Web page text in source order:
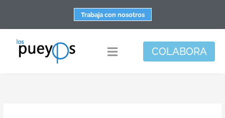
contenido
Trabaja con nosotros
Toggle
COLABORA